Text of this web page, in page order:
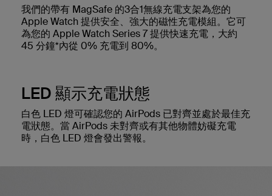
我們的帶有 MagSafe 的3合1無線充電支架為您的
Apple Watch 提供安全、強大的磁性充電模組。它可
為您的 Apple Watch Series 7 提供快速充電，大約
45 分鐘*內從 0% 充電到 80%。
LED 顯示充電狀態
白色 LED 燈可確認您的 AirPods 已對齊並處於最佳充
電狀態。當 AirPods 未對齊或有其他物體妨礙充電
時，白色 LED 燈會發出警報。